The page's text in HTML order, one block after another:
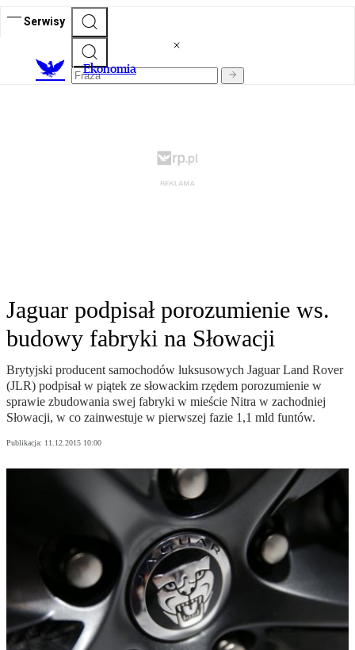
Serwisy
Ekonomia
Jaguar podpisał porozumienie ws.
budowy fabryki na Słowacji
Brytyjski producent samochodów luksusowych Jaguar Land Rover
(JLR) podpisał w piątek ze słowackim rzędem porozumienie w
sprawie zbudowania swej fabryki w mieście Nitra w zachodniej
Słowacji, w co zainwestuje w pierwszej fazie 1,1 mld funtów.
Publikacja: 11.12.2015 10:00